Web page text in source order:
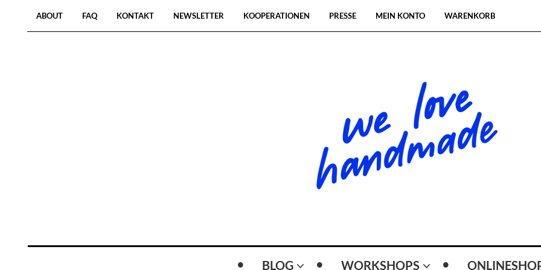
ABOUT FAQ KONTAKT NEWSLETTER KOOPERATIONEN PRESSE MEIN KONTO WARENKORB
BLOG WORKSHOPS